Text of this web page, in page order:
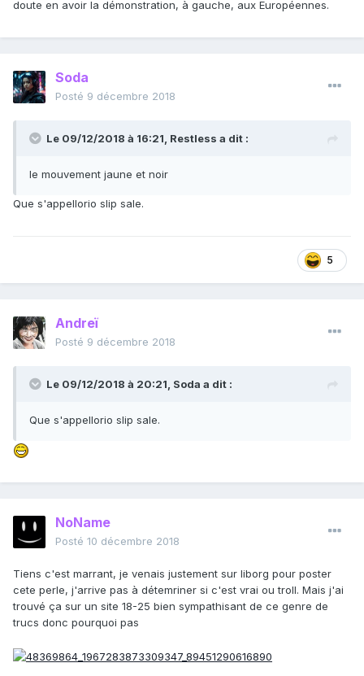
doute en avoir la démonstration, à gauche, aux Européennes.
Soda
Posté 9 décembre 2018
Le 09/12/2018 à 16:21, Restless a dit :
le mouvement jaune et noir
Que s'appellorio slip sale.
5
Andreï
Posté 9 décembre 2018
Le 09/12/2018 à 20:21, Soda a dit :
Que s'appellorio slip sale.
NoName
Posté 10 décembre 2018
Tiens c'est marrant, je venais justement sur liborg pour poster
cete perle, j'arrive pas à détemriner si c'est vrai ou troll. Mais j'ai
trouvé ça sur un site 18-25 bien sympathisant de ce genre de
trucs donc pourquoi pas